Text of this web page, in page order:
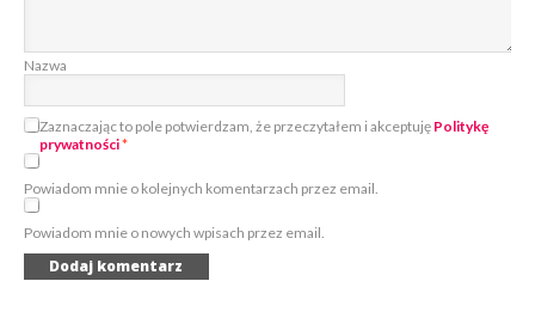
Nazwa
Zaznaczając to pole potwierdzam, że przeczytałem i akceptuję Politykę
prywatności*
Powiadom mnie o kolejnych komentarzach przez email.
Powiadom mnie o nowych wpisach przez email.